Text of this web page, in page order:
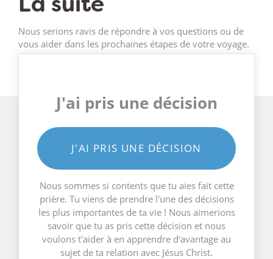
Nous serions ravis de répondre à vos questions ou de
vous aider dans les prochaines étapes de votre voyage.
J'ai pris une décision
J'AI PRIS UNE DÉCISION
Nous sommes si contents que tu aies fait cette
prière. Tu viens de prendre l'une des décisions
les plus importantes de ta vie ! Nous aimerions
savoir que tu as pris cette décision et nous
voulons t'aider à en apprendre d'avantage au
sujet de ta relation avec Jésus Christ.